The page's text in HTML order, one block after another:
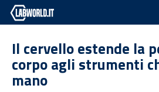
Il cervello estende la
corpo agli strumenti
mano